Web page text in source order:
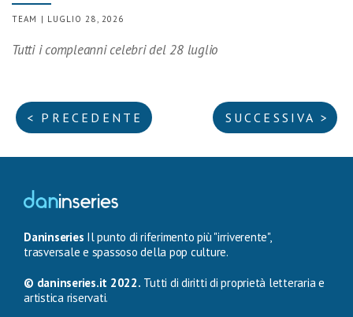
TEAM | LUGLIO 28, 2026
Tutti i compleanni celebri del 28 luglio
< PRECEDENTE SUCCESSIVA >
Daninseries Il punto di riferimento più "irriverente",
trasversale e spassoso della pop culture.
© daninseries.it 2022. Tutti di diritti di proprietà letteraria e
artistica riservati.